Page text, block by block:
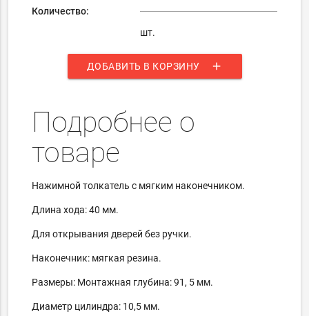
Количество:
шт.
ДОБАВИТЬ В КОРЗИНУ add
Подробнее о
товаре
Нажимной толкатель с мягким наконечником.
Длина хода: 40 мм.
Для открывания дверей без ручки.
Наконечник: мягкая резина.
Размеры: Монтажная глубина: 91, 5 мм.
Диаметр цилиндра: 10,5 мм.